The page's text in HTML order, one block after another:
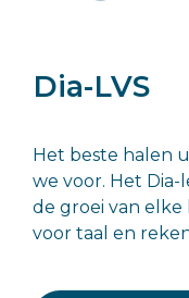
Dia-LVS
Het beste halen
we voor. Het
de groei van
voor taal en